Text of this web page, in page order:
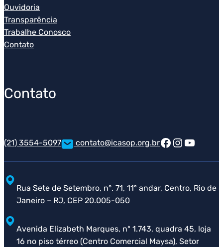
Ouvidoria
Transparência
Trabalhe Conosco
Contato
Contato
(21) 3554-5097 contato@icasop.org.brFacebook
Rua Sete de Setembro, n°. 71, 11º andar, Centro, Rio de
Janeiro – RJ, CEP 20.005-050
Avenida Elizabeth Marques, nº 1.743, quadra 45, loja
16 no piso térreo (Centro Comercial Maysa), Setor